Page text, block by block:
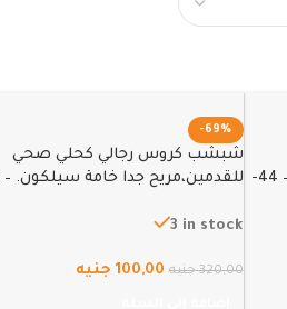
للقدمين،مريح جدا خامة سيلكون. – 44-
-69%
شبشب كروس رجالي كحلي صحي
3 in stock
320,00 جنيه 100,00 جنيه